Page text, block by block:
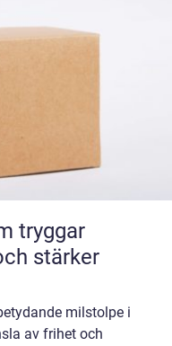
tryggar
stärker
milstolpe i
av frihet och